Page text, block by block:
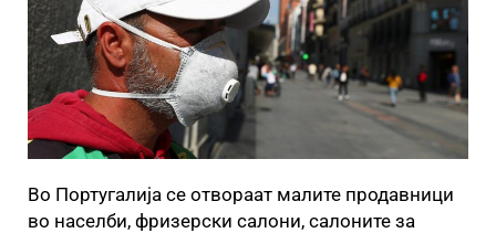
Во Португалија се отвораат малите продавници
во населби, фризерски салони, салоните за